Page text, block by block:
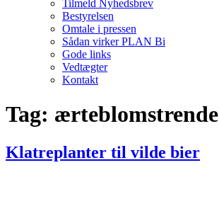
Tilmeld Nyhedsbrev
Bestyrelsen
Omtale i pressen
Sådan virker PLAN Bi
Gode links
Vedtægter
Kontakt
Tag: ærteblomstrende
Klatreplanter til vilde bier